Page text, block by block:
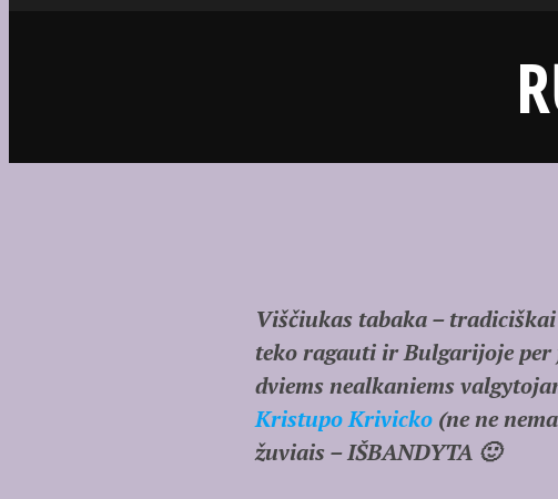
Viščiukas tabaka –
teko ragauti ir Bulgarijoje
dviems nealkaniems
Kristupo Krivicko(ne ne
žuviais – IŠBANDYTA 🙂